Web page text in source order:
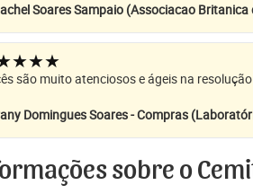
Soares Sampaio (Associacao Britanica
são muito atenciosos e ágeis na
Domingues Soares - Compras
sobre o